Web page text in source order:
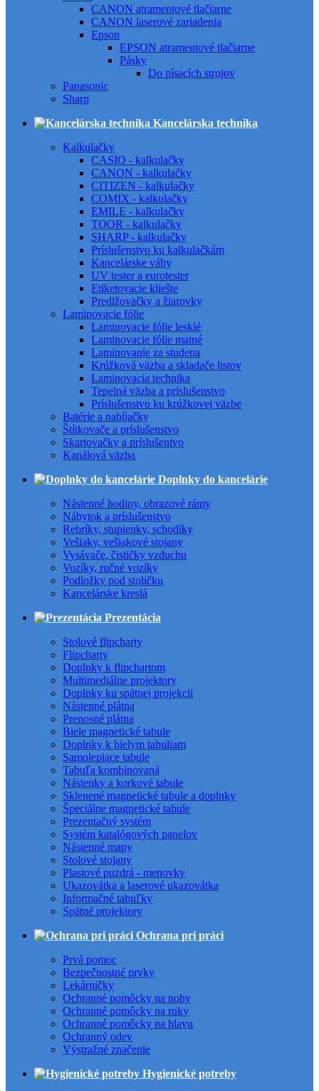
CANON atramentové tlačiarne
CANON laserové zariadenia
Epson
EPSON atramentové tlačiarne
Pásky
Do písacích strojov
Panasonic
Sharp
Kancelárska technika
Kalkulačky
CASIO - kalkulačky
CANON - kalkulačky
CITIZEN - kalkulačky
COMIX - kalkulačky
EMILE - kalkulačky
TOOR - kalkulačky
SHARP - kalkulačky
Príslušenstvo ku kalkulačkám
Kancelárske váhy
UV tester a eurotester
Etiketovacie kliešte
Predlžovačky a žiarovky
Laminovacie fólie
Laminovacie fólie lesklé
Laminovacie fólie matné
Laminovanie za studena
Krúžková väzba a skladače listov
Laminovacia technika
Tepelná väzba a príslušenstvo
Príslušenstvo ku krúžkovej väzbe
Batérie a nabíjačky
Štítkovače a príslušenstvo
Skartovačky a príslušentvo
Kanálová väzba
Doplnky do kancelárie
Nástenné hodiny, obrazové rámy
Nábytok a príslušenstvo
Rebríky, stupienky, schodíky
Vešiaky, vešiakové stojany
Vysávače, čističky vzduchu
Vozíky, ručné vozíky
Podložky pod stoličku
Kancelárske kreslá
Prezentácia
Stolové flipcharty
Flipcharty
Doplnky k flipchartom
Multimediálne projektory
Doplnky ku spätnej projekcii
Nástenné plátna
Prenosné plátna
Biele magnetické tabule
Doplnky k bielym tabuliam
Samolepiace tabule
Tabuľa kombinovaná
Nástenky a korkové tabule
Sklenené magnetické tabule a doplnky
Špeciálne magnetické tabule
Prezentačný systém
Systém katalógových panelov
Nástenné mapy
Stolové stojany
Plastové puzdrá - menovky
Ukazovátka a laserové ukazovátka
Informačné tabuľky
Spätné projektory
Ochrana pri práci
Prvá pomoc
Bezpečnostné prvky
Lekárničky
Ochranné pomôcky na nohy
Ochranné pomôcky na ruky
Ochranné pomôcky na hlavu
Ochranný odev
Výstražné značenie
Hygienické potreby